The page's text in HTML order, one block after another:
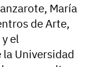
María
de Arte,
el
Universidad